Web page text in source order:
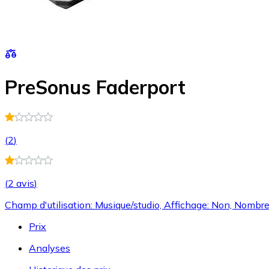
PreSonus Faderport
(2)
(2 avis)
Champ d'utilisation: Musique/studio, Affichage: Non,
Prix
Analyses